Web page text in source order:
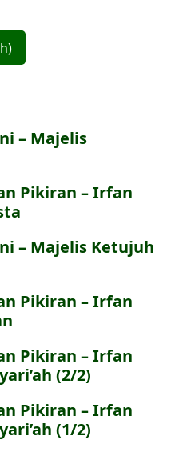
– Majelis
Pikiran – Irfan
– Majelis Ketujuh
Pikiran – Irfan
Pikiran – Irfan
(2/2)
Pikiran – Irfan
(1/2)